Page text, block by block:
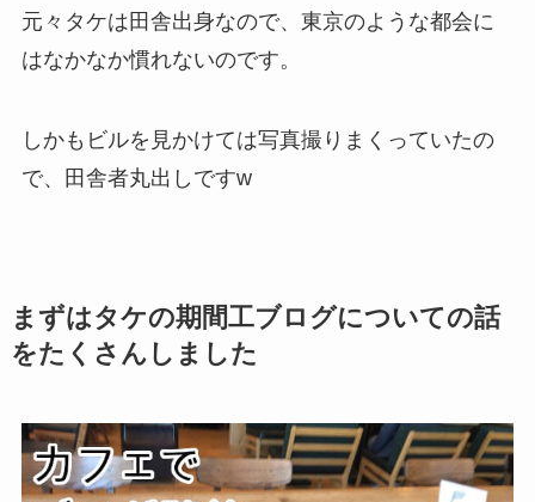
元々タケは田舎出身なので、東京のような都会に
はなかなか慣れないのです。
しかもビルを見かけては写真撮りまくっていたの
で、田舎者丸出しですw
まずはタケの期間工ブログについての話
をたくさんしました